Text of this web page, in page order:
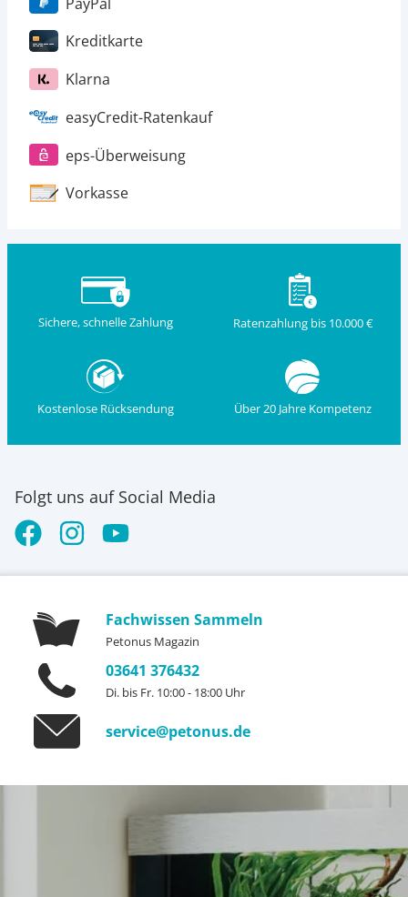
Kreditkarte
Klarna
easyCredit-Ratenkauf
eps-Überweisung
Vorkasse
Sichere, schnelle Zahlung Ratenzahlung bis 10.000 €
Kostenlose Rücksendung Über 20 Jahre Kompetenz
Folgt uns auf Social Media
Fachwissen Sammeln
Petonus Magazin
03641 376432
Di. bis Fr. 10:00 - 18:00 Uhr
service@petonus.de